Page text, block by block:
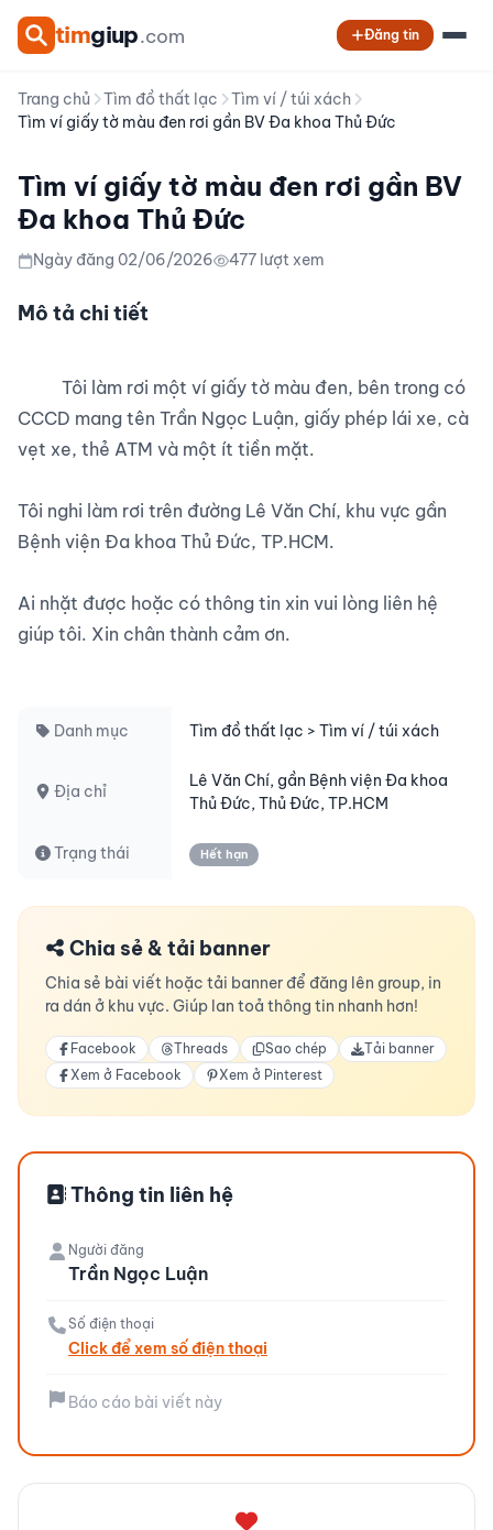
timgiup.com Đăng tin
Trang chủ Tìm đồ thất lạc
Tìm ví / túi xách
Tìm ví giấy tờ màu đen rơi gần BV Đa khoa Thủ Đức
Tìm ví giấy tờ màu đen rơi gần BV
Đa khoa Thủ Đức
Ngày đăng 02/06/2026 477 lượt xem
Mô tả chi tiết
CCCD mang tên Trần Ngọc Luận, giấy phép lái xe, cà
vẹt xe, thẻ ATM và một ít tiền mặt.
Tôi nghi làm rơi trên đường Lê Văn Chí, khu vực gần
Bệnh viện Đa khoa Thủ Đức, TP.HCM.
Ai nhặt được hoặc có thông tin xin vui lòng liên hệ
giúp tôi. Xin chân thành cảm ơn.
Danh mục Tìm đồ thất lạc > Tìm ví / túi xách
Địa chỉ
Lê Văn Chí, gần Bệnh viện Đa khoa
Thủ Đức, Thủ Đức, TP.HCM
Trạng thái Hết hạn
Chia sẻ & tải banner
Chia sẻ bài viết hoặc tải banner để đăng lên group, in
ra dán ở khu vực. Giúp lan toả thông tin nhanh hơn!
Facebook Threads Sao chép
Tải banner
Xem ở Facebook
Xem ở Pinterest
Thông tin liên hệ
Người đăng
Trần Ngọc Luận
Số điện thoại
Click để xem số điện thoại
Báo cáo bài viết này